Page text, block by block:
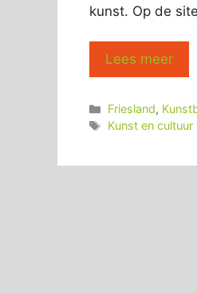
kunst. Op de
Lees meer
Categorieën
Friesland,
Tags
Kunst en